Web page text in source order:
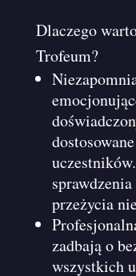
Dlaczego
Trofeum?
przeżycia
zadbają o
wszystkich